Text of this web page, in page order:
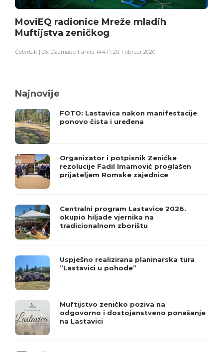
MoviEQ radionice Mreže mladih
Muftijstva zeničkog
Četvrtak | 26. Džumade-l-ahira 1441 \ 20. Februar 2020
Najnovije
FOTO: Lastavica nakon manifestacije
ponovo čista i uređena
Organizator i potpisnik Zeničke
rezolucije Fadil Imamović proglašen
prijateljem Romske zajednice
Centralni program Lastavice 2026.
okupio hiljade vjernika na
tradicionalnom zborištu
Uspješno realizirana planinarska tura
”Lastavici u pohode”
Muftijstvo zeničko poziva na
odgovorno i dostojanstveno ponašanje
na Lastavici